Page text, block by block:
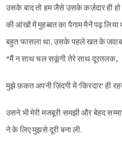
उसके बाद तो हम जैसे उसके कर्ज़दार ही
की आंखों में मुहब्बत का पैगाम मैनें पढ़ लिया
बहुत फासला था. उसके पहले खत के जवाब
“मैं न साथ चल सकूंगी तेरे साथ दूरतलक,
मुझे फ़कत अपनी ज़िंदगी में ‘किरदार’ ही
उसने भी मेरी मजबूरी समझी और बेहद
ने के लिए मुझसे दूरी बना ली.